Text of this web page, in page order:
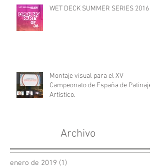
WET DECK SUMMER SERIES 2016
Montaje visual para el XV
Campeonato de España de Patinaje
Artístico.
Archivo
enero de 2019 (1)